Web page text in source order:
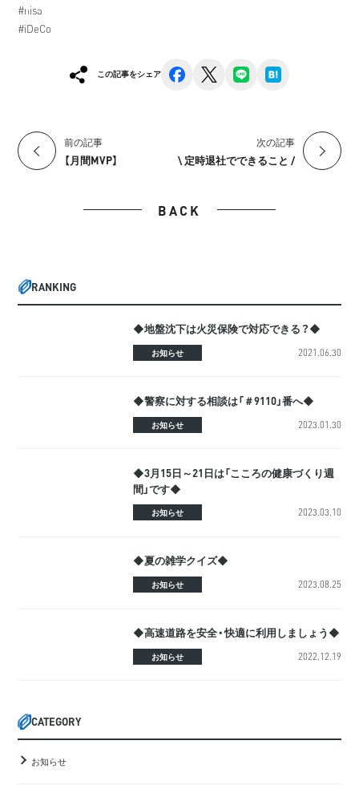
#nisa
#iDeCo
この記事をシェア facebook line
前の記事
【月間MVP】
次の記事
\ 定時退社でできること /
BACK
RANKING
◆地盤沈下は火災保険で対応できる？◆
お知らせ 2021.06.30
◆警察に対する相談は「＃9110」番へ◆
お知らせ 2023.01.30
◆3月15日～21日は「こころの健康づくり週
間」です◆
お知らせ 2023.03.10
◆夏の雑学クイズ◆
お知らせ 2023.08.25
◆高速道路を安全・快適に利用しましょう◆
お知らせ 2022.12.19
CATEGORY
お知らせ